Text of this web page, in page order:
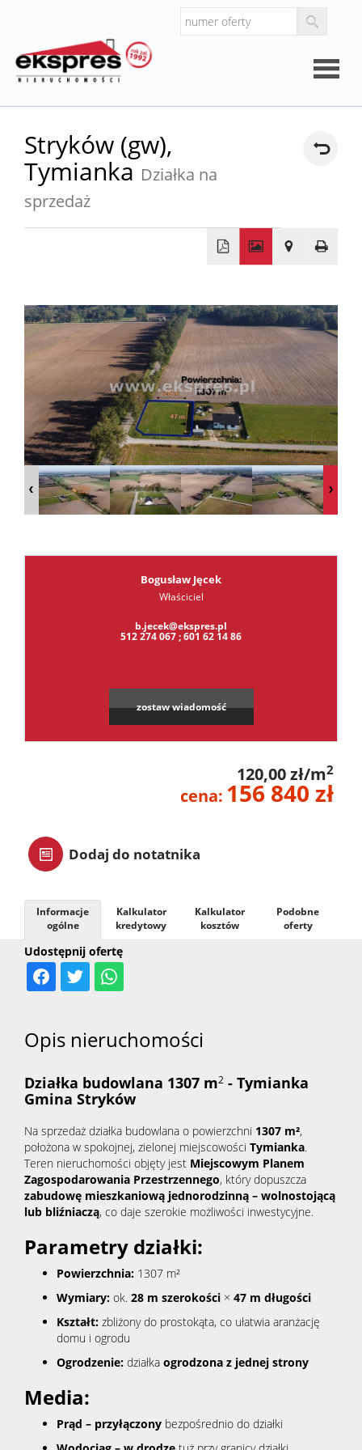
Oferta
Praca
Stryków (gw),
Tymianka Działka na
sprzedaż
−
Bogusław Jęcek
Właściciel
b.jecek@ekspres.pl
512 274 067 ; 601 62 14 86
zostaw wiadomość
120,00 zł/m2
cena: 156 840 zł
Dodaj do notatnika
Udostępnij ofertę
Informacje
ogólne
Kalkulator
kredytowy
Kalkulator
kosztów
Podobne
oferty
Opis nieruchomości
Działka budowlana 1307 m2 - Tymianka
Gmina Stryków
Na sprzedaż działka budowlana o powierzchni 1307 m²,
położona w spokojnej, zielonej miejscowości Tymianka.
Teren nieruchomości objęty jest Miejscowym Planem
Zagospodarowania Przestrzennego, który dopuszcza
zabudowę mieszkaniową jednorodzinną – wolnostojącą
lub bliźniaczą, co daje szerokie możliwości inwestycyjne.
Parametry działki:
Powierzchnia: 1307 m²
Wymiary: ok. 28 m szerokości × 47 m długości
Kształt: zbliżony do prostokąta, co ułatwia aranżację
domu i ogrodu
Ogrodzenie: działka ogrodzona z jednej strony
Media:
Prąd – przyłączony bezpośrednio do działki